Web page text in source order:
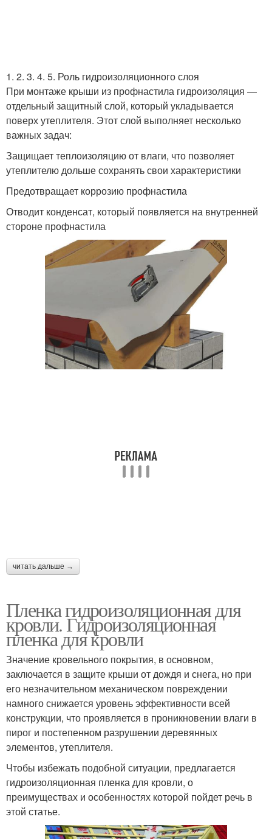
1. 2. 3. 4. 5. Роль гидроизоляционного слоя
При монтаже крыши из профнастила гидроизоляция —
отдельный защитный слой, который укладывается
поверх утеплителя. Этот слой выполняет несколько
важных задач:
Защищает теплоизоляцию от влаги, что позволяет
утеплителю дольше сохранять свои характеристики
Предотвращает коррозию профнастила
Отводит конденсат, который появляется на внутренней
стороне профнастила
читать дальше →
Пленка гидроизоляционная для
кровли. Гидроизоляционная
пленка для кровли
Значение кровельного покрытия, в основном,
заключается в защите крыши от дождя и снега, но при
его незначительном механическом повреждении
намного снижается уровень эффективности всей
конструкции, что проявляется в проникновении влаги в
пирог и постепенном разрушении деревянных
элементов, утеплителя.
Чтобы избежать подобной ситуации, предлагается
гидроизоляционная пленка для кровли, о
преимуществах и особенностях которой пойдет речь в
этой статье.